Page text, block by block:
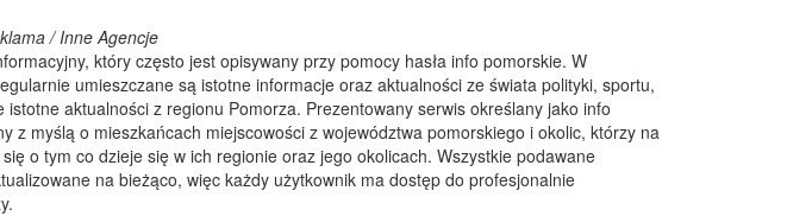
/ Inne Agencje
który często jest opisywany przy pomocy hasła info pomorskie. W
umieszczane są istotne informacje oraz aktualności ze świata polityki, sportu,
istotne aktualności z regionu Pomorza. Prezentowany serwis określany jako info
z myślą o mieszkańcach miejscowości z województwa pomorskiego i okolic, którzy na
o tym co dzieje się w ich regionie oraz jego okolicach. Wszystkie podawane
na bieżąco, więc każdy użytkownik ma dostęp do profesjonalnie